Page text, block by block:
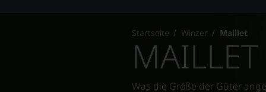
Startseite Winzer Maillet
MAILLET
Was die Größe der Güter